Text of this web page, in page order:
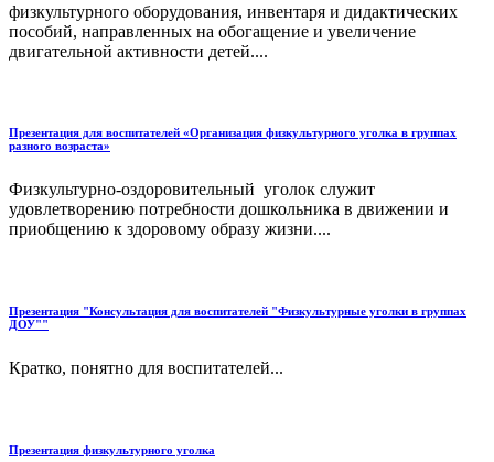
физкультурного оборудования, инвентаря и дидактических
пособий, направленных на обогащение и увеличение
двигательной активности детей....
Презентация для воспитателей «Организация физкультурного уголка в группах
разного возраста»
Физкультурно-оздоровительный уголок служит
удовлетворению потребности дошкольника в движении и
приобщению к здоровому образу жизни....
Презентация "Консультация для воспитателей "Физкультурные уголки в группах
ДОУ""
Кратко, понятно для воспитателей...
Презентация физкультурного уголка